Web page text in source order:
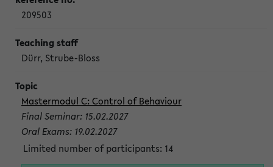
209503
Dürr, Strube-Bloss
Mastermodul C: Control of Behaviour
Final Seminar: 15.02.2027
Oral Exams: 19.02.2027
Limited number of participants: 14